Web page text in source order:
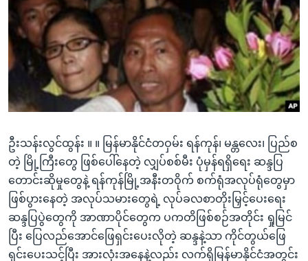
ပင်မ
ညွန်း
စာမျက်နှာ
ကျော်
ရန်
ရှာဖွေ
ရန်
နေရာ
သို့
ကျော်
ရန်
ရုပ်ရှင်ထဲက အင်္ဂလိပ်စာ
သုတပဒေသာ အင်္ဂလိပ်စာ
တီဗွီ
ရေဒီယို/တီဗွီအစီအစဉ်
Learning English
ဗွီအိုအေ လူမှုကွန်ယက်များ
ဘာသာစကားများ
ဦးသန်းလွင်ထွန်း ။ ။ မြန်မာနိုင်ငံတဝှမ်း ရန်ကုန်၊ မန္တလေး၊ ပြည်စ
တဲ့ မြို့ကြီးတွေ ဖြစ်ပေါ်နေတဲ့ လျှပ်စစ်မီး ပုံမှန်ရရှိရေး ဆန္ဒပြ
တောင်းဆိုမှုတွေနဲ့ ရန်ကုန်မြို့အနီးတဝိုက် စက်ရုံအလုပ်ရုံတွေမှာ
ဖြစ်ပွားနေတဲ့ အလုပ်သမားတွေရဲ့ လုပ်ခလစာတိုးမြှင့်ပေးရေး
ဆန္ဒပြပွဲတွေကို အာဏာပိုင်တွေက ပကတိဖြစ်စဉ်အတိုင်း ရှုမြင်
ပြီး ပြေလည်အောင်ဖြေရှင်းပေးလိုတဲ့ ဆန္ဒနဲ့သာ ကိုင်တွယ်ဖြေ
ရှင်းပေးသင့်ပြီး အားလုံးအနေနဲ့လည်း လက်ရှိမြန်မာနိုင်ငံအတွင်း